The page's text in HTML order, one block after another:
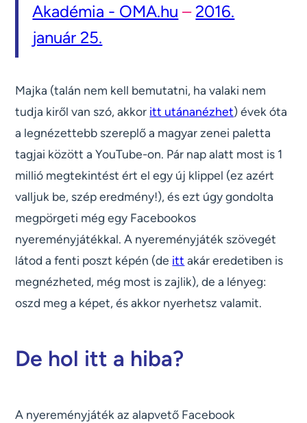
Akadémia - OMA.hu –2016.
január 25.
Majka (talán nem kell bemutatni, ha valaki nem
tudja kiről van szó, akkor itt utánanézhet) évek óta
a legnézettebb szereplő a magyar zenei paletta
tagjai között a YouTube-on. Pár nap alatt most is 1
millió megtekintést ért el egy új klippel (ez azért
valljuk be, szép eredmény!), és ezt úgy gondolta
megpörgeti még egy Facebookos
nyereményjátékkal. A nyereményjáték szövegét
látod a fenti poszt képén (de itt akár eredetiben is
megnézheted, még most is zajlik), de a lényeg:
oszd meg a képet, és akkor nyerhetsz valamit.
De hol itt a hiba?
A nyereményjáték az alapvető Facebook